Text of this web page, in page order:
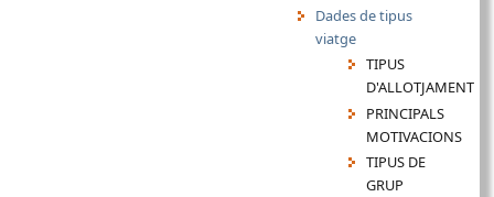
Dades de tipus
viatge
TIPUS
D'ALLOTJAMENT
PRINCIPALS
MOTIVACIONS
TIPUS DE
GRUP